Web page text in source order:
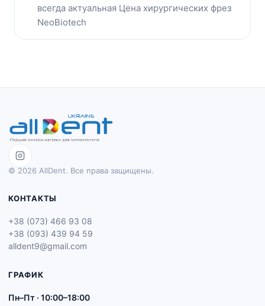
всегда актуальная Цена хирургических фрез
NeoBiotech
© 2026 AllDent. Все права защищены.
КОНТАКТЫ
+38 (073) 466 93 08
+38 (093) 439 94 59
alldent9@gmail.com
ГРАФИК
Пн–Пт · 10:00–18:00